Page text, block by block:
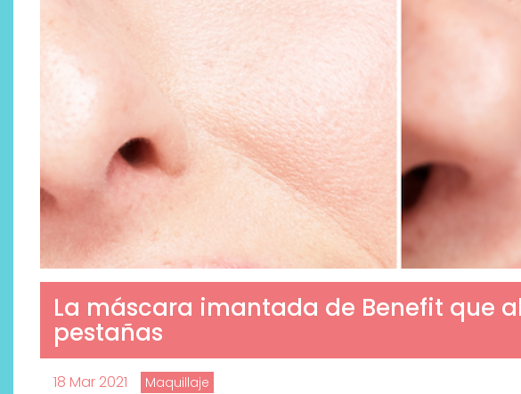
La máscara imantada de Benefit que
pestañas
18 Mar 2021 Maquillaje